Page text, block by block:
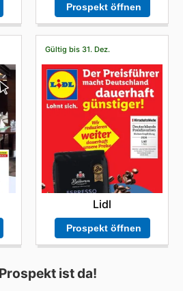
Prospekt öffnen
Gültig bis 31. Dez.
Lidl
Prospekt öffnen
ist da!